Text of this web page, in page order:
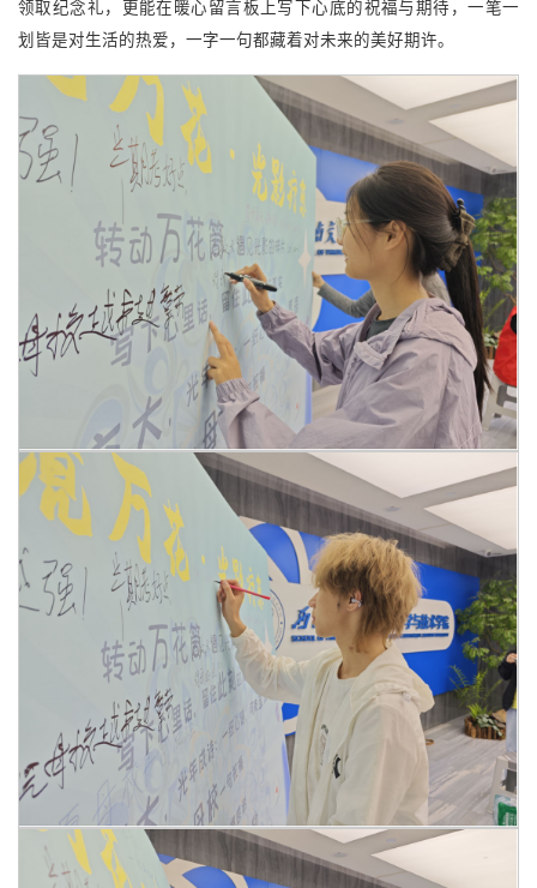
领取纪念礼，更能在暖心留言板上写下心底的祝福与期待，一笔一
划皆是对生活的热爱，一字一句都藏着对未来的美好期许。